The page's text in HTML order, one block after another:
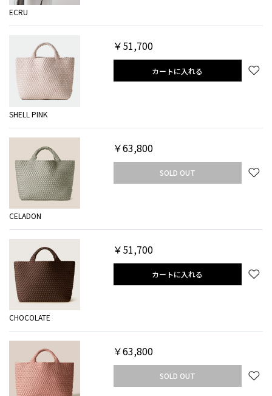
ECRU
SHELL PINK
￥51,700
カートに入れる
CELADON
￥63,800
SOLD OUT
CHOCOLATE
￥51,700
カートに入れる
￥63,800
SOLD OUT